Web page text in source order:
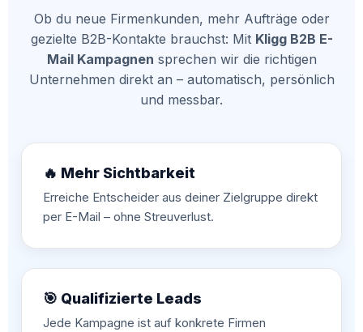
Ob du neue Firmenkunden, mehr Aufträge oder
gezielte B2B-Kontakte brauchst: Mit Kligg B2B E-
Mail Kampagnen sprechen wir die richtigen
Unternehmen direkt an – automatisch, persönlich
und messbar.
🔥 Mehr Sichtbarkeit
Erreiche Entscheider aus deiner Zielgruppe direkt
per E-Mail – ohne Streuverlust.
🎯 Qualifizierte Leads
Jede Kampagne ist auf konkrete Firmen